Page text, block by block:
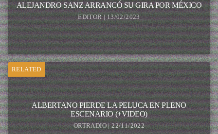
ALEJANDRO SANZ ARRANCÓ SU GIRA POR MÉXICO
EDITOR | 13/02/2023
RELATED
ALBERTANO PIERDE LA PELUCA EN PLENO
ESCENARIO (+VIDEO)
ORTRADIO | 22/11/2022